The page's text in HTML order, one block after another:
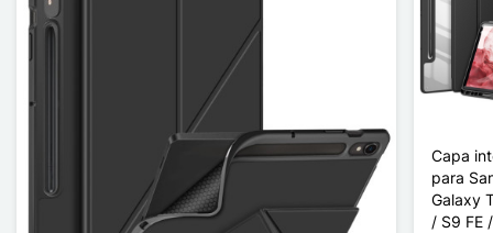
Capa
para
Galaxy
/ S9 FE